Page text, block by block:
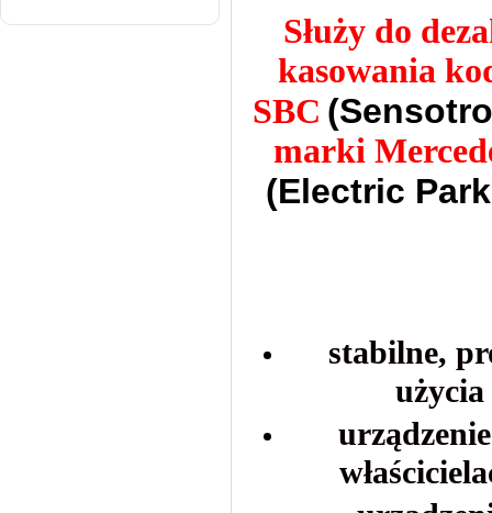
Służy do
kasowania
SBC
marki
(Electric
stabilne,
użycia